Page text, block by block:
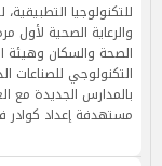
للتكنولوجيا
والرعاية الصحية لأول
الصحة والسكان وهيئة
التكنولوجي للصناعات
مستهدفة إعداد كوادر